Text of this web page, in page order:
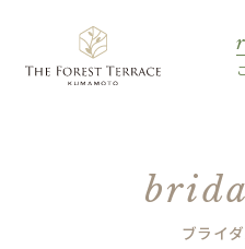
ブライ